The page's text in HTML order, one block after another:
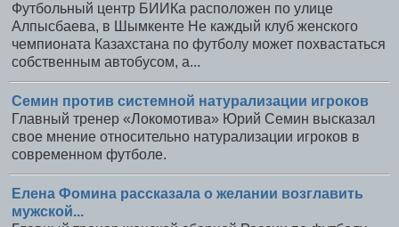
Футбольный центр БИИКа расположен по улице
Алпысбаева, в Шымкенте Не каждый клуб женского
чемпионата Казахстана по футболу может похвастаться
собственным автобусом, а...
Семин против системной натурализации игроков
Главный тренер «Локомотива» Юрий Семин высказал
свое мнение относительно натурализации игроков в
современном футболе.
Елена Фомина рассказала о желании возглавить
мужской...